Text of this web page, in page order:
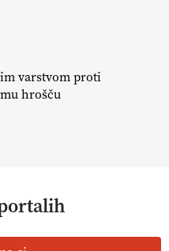
varstvom proti
hrošču